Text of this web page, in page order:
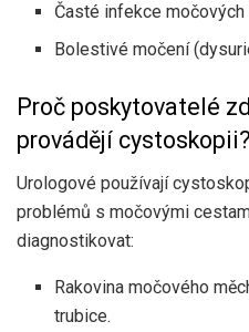
Časté infekce močových
Bolestivé močení
Proč poskytovatelé
provádějí cystoskopii?
Urologové používají
problémů s močovými
diagnostikovat:
Rakovina močového
trubice.